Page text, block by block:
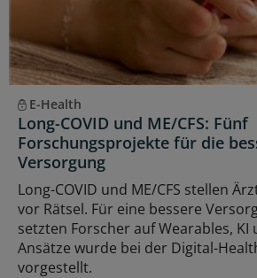
E-Health
Long-COVID und ME/CFS: Fünf
Forschungsprojekte für die
Versorgung
Long-COVID und ME/CFS stellen
vor Rätsel. Für eine bessere
setzten Forscher auf Wearables, KI
Ansätze wurde bei der Digital-
vorgestellt.